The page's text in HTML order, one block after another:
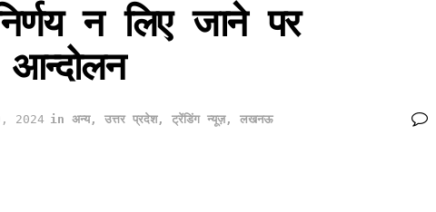
न लिए जाने पर
आन्दोलन
2024 in अन्य, उत्तर प्रदेश, ट्रेंडिंग न्यूज़, लखनऊ